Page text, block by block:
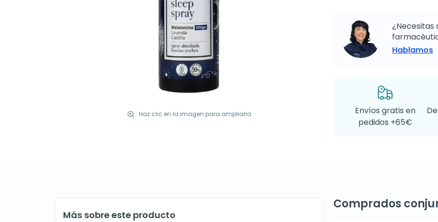
Haz clic en la imagen para ampliarla
¿Necesitas
Hablamos
Envíos gratis en
pedidos +65€
Más sobre este producto
Comprados